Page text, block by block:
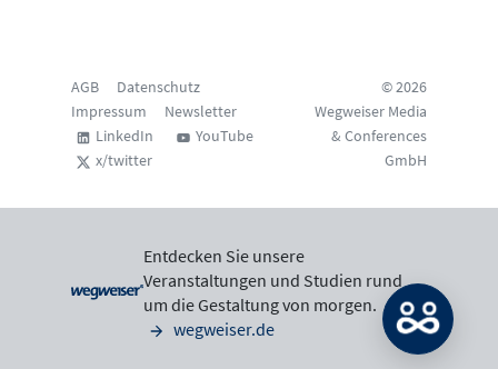
AGB
Datenschutz
Impressum
Newsletter
LinkedIn
YouTube
x/twitter
© 2026
Wegweiser Media
& Conferences
GmbH
Entdecken Sie unsere
Veranstaltungen und Studien rund
um die Gestaltung von morgen.
wegweiser.de